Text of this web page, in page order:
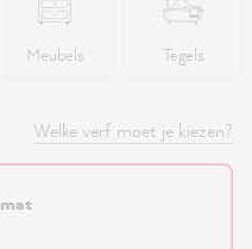
Meubels Tegels
Welke verf moet je kiezen?